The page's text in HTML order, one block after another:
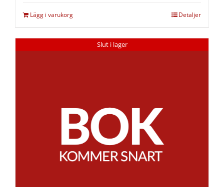
Lägg i varukorg Detaljer
Slut i lager